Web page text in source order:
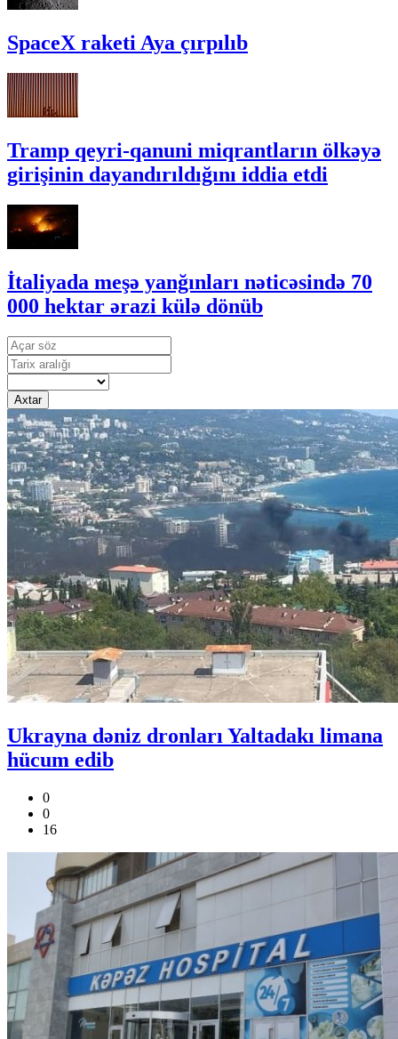
SpaceX raketi Aya çırpılıb
Tramp qeyri-qanuni miqrantların ölkəyə
girişinin dayandırıldığını iddia etdi
İtaliyada meşə yanğınları nəticəsində 70
000 hektar ərazi külə dönüb
Axtar
Ukrayna dəniz dronları Yaltadakı limana
hücum edib
0
0
16